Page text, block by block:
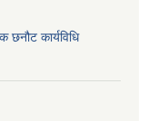
छनौट कार्यविधि